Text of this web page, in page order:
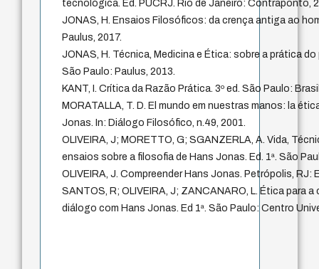
tecnológica. Ed. PUCRJ. Rio de Janeiro: Contraponto,
JONAS, H. Ensaios Filosóficos: da crença antiga ao
Paulus, 2017.
JONAS, H. Técnica, Medicina e Ética: sobre a prática
São Paulo: Paulus, 2013.
KANT, I. Crítica da Razão Prática. 3º ed. São Paulo:
MORATALLA, T. D. El mundo em nuestras manos: la
Jonas. In: Diálogo Filosófico, n.49, 2001.
OLIVEIRA, J; MORETTO, G; SGANZERLA, A. Vida,
ensaios sobre a filosofia de Hans Jonas. Ed. 1ª. São
OLIVEIRA, J. Compreender Hans Jonas. Petrópolis, RJ:
SANTOS, R; OLIVEIRA, J; ZANCANARO, L. Ética para
diálogo com Hans Jonas. Ed 1ª. São Paulo: Centro